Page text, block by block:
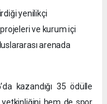
yenilikçi
ve kurum içi
arenada
kazandığı 35 ödülle